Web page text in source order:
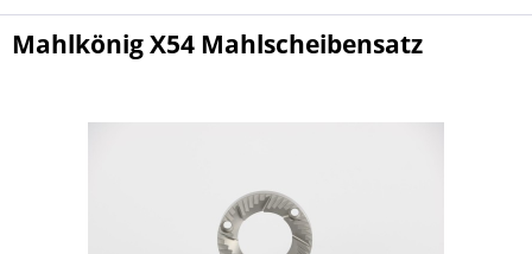
Mahlkönig X54 Mahlscheibensatz